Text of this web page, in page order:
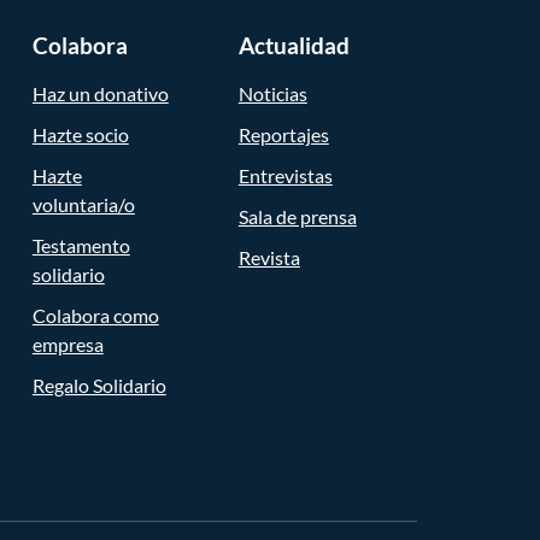
Colabora
Haz un donativo
Hazte socio
Hazte
voluntaria/o
Testamento
solidario
Colabora como
empresa
Regalo Solidario
Actualidad
Noticias
Reportajes
Entrevistas
Sala de prensa
Revista